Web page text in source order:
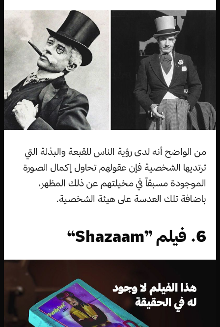
من الواضح أنه لدى رؤية الناس للقبعة والبذلة التي
ترتديها الشخصية فإن عقولهم تحاول إكمال الصورة
الموجودة مسبقاً في مخيلتهم عن ذلك المظهر،
باضافة تلك العدسة على هيئة الشخصية.
6. فيلم ”Shazaam“